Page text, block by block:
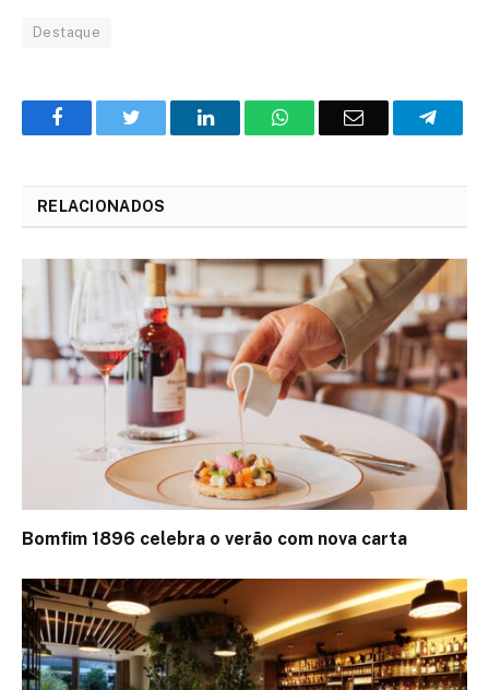
Destaque
FacebookTwitter
O
WhatsAppE-
RELACIONADOS
Bomfim 1896 celebra o verão com nova carta